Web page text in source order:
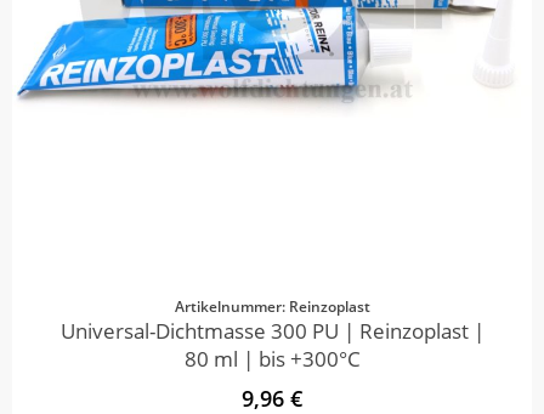
Artikelnummer: Reinzoplast
Universal-Dichtmasse 300 PU | Reinzoplast |
80 ml | bis +300°C
9,96 €